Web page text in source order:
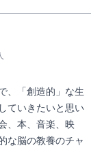
、「創造的」な生
ていきたいと思い
、本、音楽、映
な脳の教養のチャ